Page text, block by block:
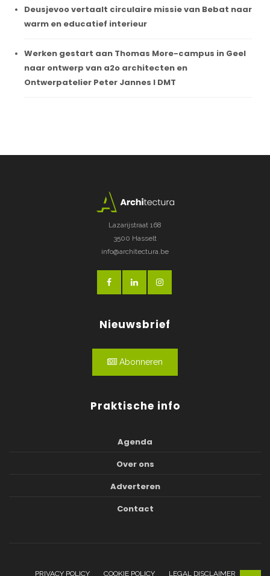
Deusjevoo vertaalt circulaire missie van Bebat naar
warm en educatief interieur
Werken gestart aan Thomas More-campus in Geel
naar ontwerp van a2o architecten en
Ontwerpatelier Peter Jannes I DMT
Lazarijstraat 168
3500 Hasselt
info@architectura.be
Nieuwsbrief
Abonneren
Praktische info
Agenda
Over ons
Adverteren
Contact
PRIVACY POLICY COOKIE POLICY LEGAL DISCLAIMER